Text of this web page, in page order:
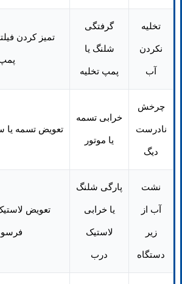
تخلیه
نکردن
آب
گرفتگی
شلنگ یا
پمپ تخلیه
تمیز کردن
چرخش
نادرست
دیگ
خرابی تسمه
یا موتور
تعویض تسمه یا
نشت
آب از
زیر
دستگاه
پارگی شلنگ
یا خرابی
لاستیک
درب
تعویض